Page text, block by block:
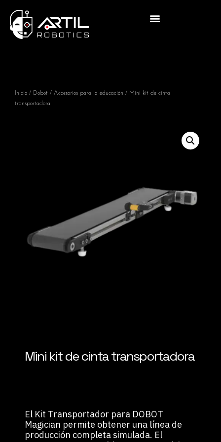
Inicio / Dobot / Accesorios para la educación / Mini kit de cinta
transportadora
Mini kit de cinta transportadora
El Kit Transportador para DOBOT
Magician permite obtener una línea de
producción completa simulada. El